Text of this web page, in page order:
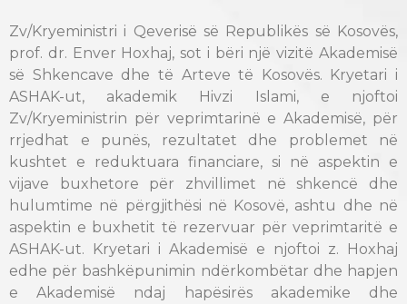
Zv/Kryeministri i Qeverisë së Republikës së Kosovës,
prof. dr. Enver Hoxhaj, sot i bëri një vizitë Akademisë
së Shkencave dhe të Arteve të Kosovës. Kryetari i
ASHAK-ut, akademik Hivzi Islami, e njoftoi
Zv/Kryeministrin për veprimtarinë e Akademisë, për
rrjedhat e punës, rezultatet dhe problemet në
kushtet e reduktuara financiare, si në aspektin e
vijave buxhetore për zhvillimet në shkencë dhe
hulumtime në përgjithësi në Kosovë, ashtu dhe në
aspektin e buxhetit të rezervuar për veprimtaritë e
ASHAK-ut. Kryetari i Akademisë e njoftoi z. Hoxhaj
edhe për bashkëpunimin ndërkombëtar dhe hapjen
e Akademisë ndaj hapësirës akademike dhe